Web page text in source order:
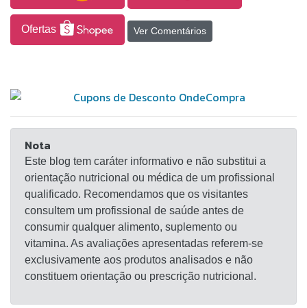
pacientes que apresentaram melhora da dor da
articulação e mobilidade, permitindo a retomada das
atividades do dia a dia.
Ofertas Ver Comentários
Nota
Este blog tem caráter informativo e não substitui a
orientação nutricional ou médica de um profissional
qualificado. Recomendamos que os visitantes
consultem um profissional de saúde antes de
consumir qualquer alimento, suplemento ou
vitamina. As avaliações apresentadas referem-se
exclusivamente aos produtos analisados e não
constituem orientação ou prescrição nutricional.